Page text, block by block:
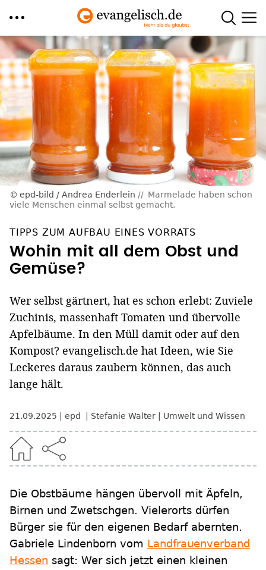
Direkt
zum
Inhalt
epd-bild / Andrea Enderlein
Marmelade haben schon
viele Menschen einmal selbst gemacht.
TIPPS ZUM AUFBAU EINES VORRATS
Wohin mit all dem Obst und
Gemüse?
Wer selbst gärtnert, hat es schon erlebt: Zuviele
Zuchinis, massenhaft Tomaten und übervolle
Apfelbäume. In den Müll damit oder auf den
Kompost? evangelisch.de hat Ideen, wie Sie
Leckeres daraus zaubern können, das auch
lange hält.
21.09.2025 epd Stefanie Walter Umwelt und Wissen
Die Obstbäume hängen übervoll mit Äpfeln,
Birnen und Zwetschgen. Vielerorts dürfen
Bürger sie für den eigenen Bedarf abernten.
Gabriele Lindenborn vom Landfrauenverband
Hessen sagt: Wer sich jetzt einen kleinen